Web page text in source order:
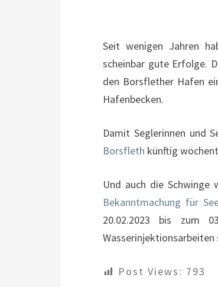
Seit wenigen Jahren
scheinbar gute Erfolge.
den Borsflether Hafen
Hafenbecken.
Damit Seglerinnen und
Borsfleth künftig
Und auch die Schwinge
Bekanntmachung für
20.02.2023 bis zum
Post Views: 793